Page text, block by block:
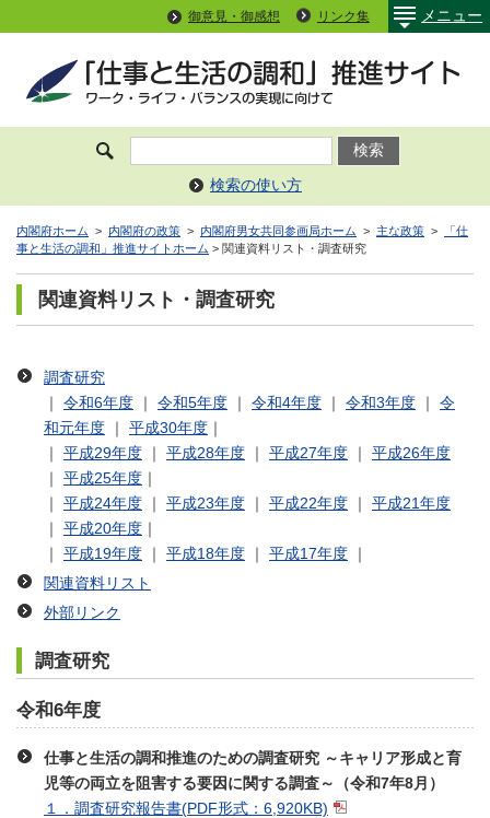
御意見・御感想 リンク集 メニュー
検索の使い方
内閣府ホーム > 内閣府の政策 > 内閣府男女共同参画局ホーム > 主な政策 >
「仕
事と生活の調和」推進サイトホーム > 関連資料リスト・調査研究
関連資料リスト・調査研究
調査研究
令和6年度 令和5年度 令和4年度 令和3年度
令
和元年度
平成30年度
平成29年度 平成28年度 平成27年度
平成26年度
平成25年度
平成24年度 平成23年度 平成22年度
平成21年度
平成20年度
平成19年度 平成18年度 平成17年度
関連資料リスト
外部リンク
調査研究
令和6年度
仕事と生活の調和推進のための調査研究 ～キャリア形成と育
児等の両立を阻害する要因に関する調査～（令和7年8月）
１．調査研究報告書(PDF形式：6,920KB)